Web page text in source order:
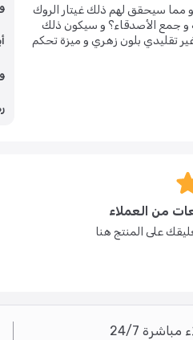
و مما سيحقق لهم ذلك غيتار الروك
و جمع الأصدقاء؟ و سيكون ذلك
يتضمن حزام للكتف غير تقليدي بلون زهري و ميزة تحكم
من العملاء
على المنتج هنا
24/7